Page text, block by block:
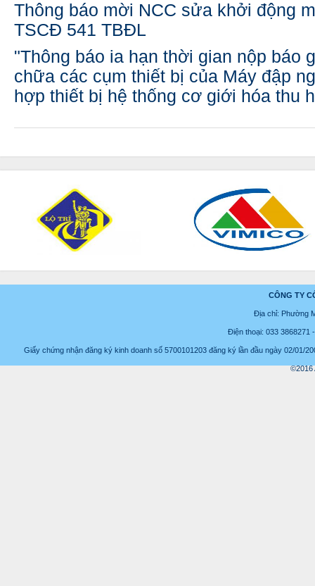
Thông báo mời NCC sửa khởi động
TSCĐ 541 TBĐL
"Thông báo ia hạn thời gian nộp báo
chữa các cụm thiết bị của Máy đập
hợp thiết bị hệ thống cơ giới hóa thu
CÔNG TY
Địa chỉ: Phường
Điện thoại: 033 3868271
Giấy chứng nhận đăng ký kinh doanh số 5700101203 đăng ký lần đầu ngày 02/01/
©2016